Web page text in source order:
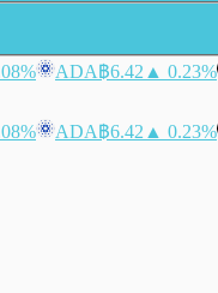
ADA฿6.42 ▲ 0.23%
ADA฿6.42 ▲ 0.23%